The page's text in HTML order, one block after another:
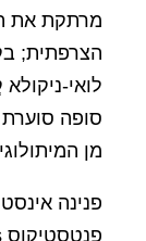
מרתקת את
הצרפתית;
לואי-
סופה
מן
פנינה